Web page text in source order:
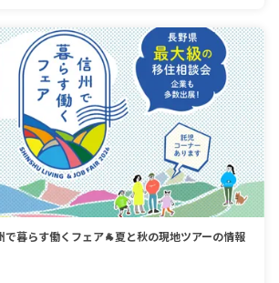
暮らす働くフェア🐐夏と秋の現地ツアーの情報